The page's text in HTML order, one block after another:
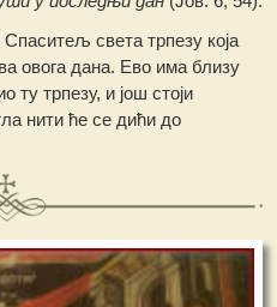
света трпезу која
овога дана. Ево има близу
ту трпезу, и још стоји
нити ће се дићи до